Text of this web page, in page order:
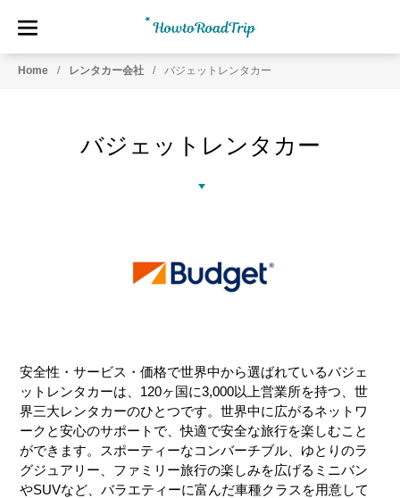
HowtoRoadTrip.com
Home レンタカー会社 バジェットレンタカー
バジェットレンタカー
安全性・サービス・価格で世界中から選ばれているバジェ
ットレンタカーは、120ヶ国に3,000以上営業所を持つ、世
界三大レンタカーのひとつです。世界中に広がるネットワ
ークと安心のサポートで、快適で安全な旅行を楽しむこと
ができます。スポーティーなコンバーチブル、ゆとりのラ
グジュアリー、ファミリー旅行の楽しみを広げるミニバン
やSUVなど、バラエティーに富んだ車種クラスを用意して